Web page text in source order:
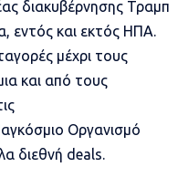
διακυβέρνησης Τραμπ
εντός και εκτός ΗΠΑ.
μέχρι τους
και από τους
Οργανισμό
διεθνή deals.